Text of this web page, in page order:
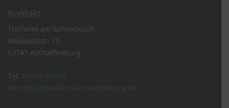
Kontakt
Tierheim am Schönbusch
Wailandtstr. 15
63741 Aschaffenburg
Tel. 06021/89260
tierinfo[at]tierheim-aschaffenburg.de